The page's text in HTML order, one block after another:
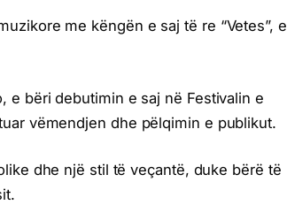
me këngën e saj të re “Vetes”, e
e bëri debutimin e saj në Festivalin e
vëmendjen dhe pëlqimin e publikut.
dhe një stil të veçantë, duke bërë të